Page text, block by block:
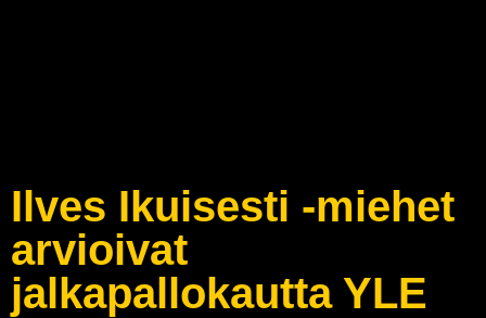
Ilves Ikuisesti -miehet
arvioivat
jalkapallokautta YLE